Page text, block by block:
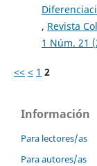
, Revista
1 Núm. 21
<< < 1 2
Información
Para lectores/as
Para autores/as